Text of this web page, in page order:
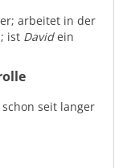
arbeitet in der
ist Davidein
seit langer